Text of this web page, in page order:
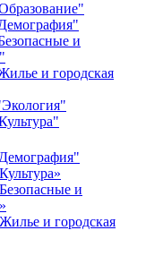
и
и городская
и
и городская